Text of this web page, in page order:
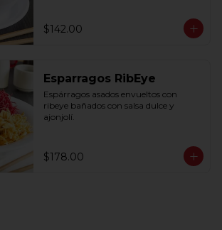
$142.00
Esparragos RibEye
Espárragos asados envueltos con
ribeye bañados con salsa dulce y
ajonjolí.
$178.00